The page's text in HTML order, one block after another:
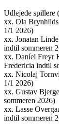
Udlejede spillere
xx. Ola
1/1 2026)
xx. Jonatan
indtil sommeren
xx. Daníel Freyr
Fredericia indtil
xx. Nicolaj
1/1 2026)
xx. Gustav
sommeren 2026)
xx. Lasse
indtil sommeren